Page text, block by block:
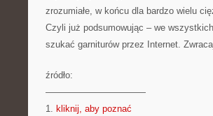
zrozumiałe, w końcu dla bardzo wielu
Czyli już podsumowując – we
szukać garniturów przez Internet.
źródło:
———————————
1. kliknij, aby poznać